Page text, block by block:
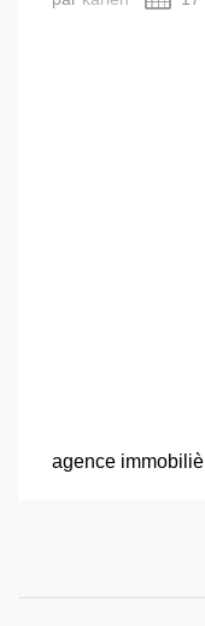
agence